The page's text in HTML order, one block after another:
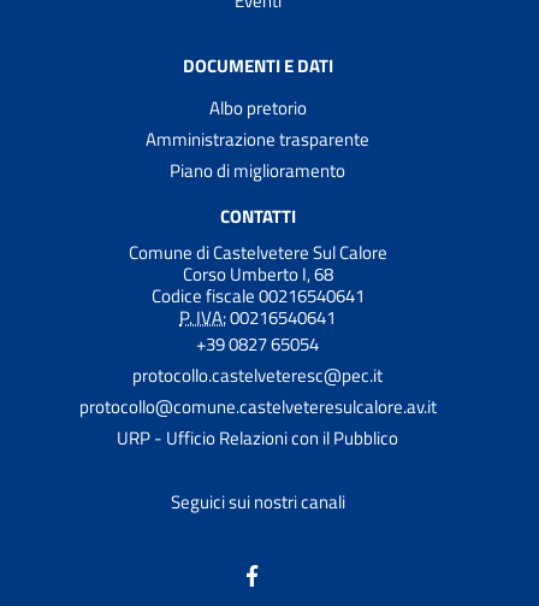
DOCUMENTI E DATI
Albo pretorio
Amministrazione trasparente
Piano di miglioramento
CONTATTI
Comune di Castelvetere Sul Calore
Corso Umberto I, 68
Codice fiscale 00216540641
P. IVA:00216540641
+39 0827 65054
protocollo.castelveteresc@pec.it
protocollo@comune.castelveteresulcalore.av.it
URP - Ufficio Relazioni con il Pubblico
Seguici sui nostri canali